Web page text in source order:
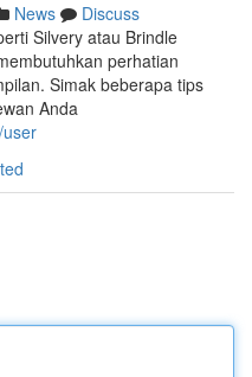
News
Discuss
Silvery atau Brindle
perhatian
Simak beberapa tips
Anda